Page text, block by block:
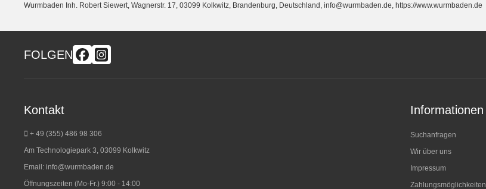
Wurmbaden Inh. Robert Siewert, Wagnerstr. 17, 03099 Kolkwitz, Brandenburg, Deutschland, info@wurmbaden.de, https://www.wurmbaden.de
FOLGEN
Kontakt
+ 49 (355) 486 98 306
Am Technologiepark 3, 03099 Kolkwitz
Email: info@wurmbaden.de
Öffnungszeiten (Mo-Fr.) 9:00 - 14:00
Informationen
Suchanfragen
Wir über uns
Impressum
Zahlungsmöglichkeiten